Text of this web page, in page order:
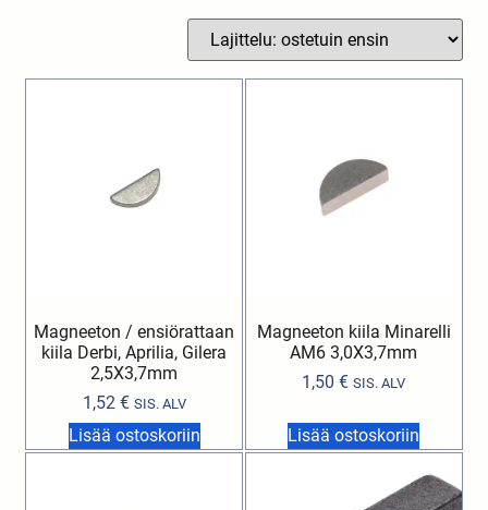
Magneeton / ensiörattaan
kiila Derbi, Aprilia, Gilera
2,5X3,7mm
1,52 € SIS. ALV
Lisää ostoskoriin
Magneeton kiila Minarelli
AM6 3,0X3,7mm
1,50€ SIS. ALV
Lisää ostoskoriin